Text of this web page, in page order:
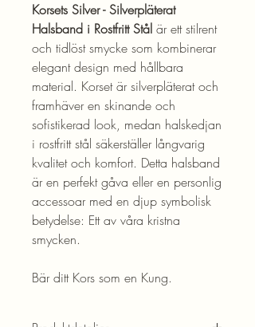
Korsets Silver - Silverpläterat
Halsband i Rostfritt Stål är ett stilrent
och tidlöst smycke som kombinerar
elegant design med hållbara
material. Korset är silverpläterat och
framhäver en skinande och
sofistikerad look, medan halskedjan
i rostfritt stål säkerställer långvarig
kvalitet och komfort. Detta halsband
är en perfekt gåva eller en personlig
accessoar med en djup symbolisk
betydelse: Ett av våra kristna
smycken.
Bär ditt Kors som en Kung.